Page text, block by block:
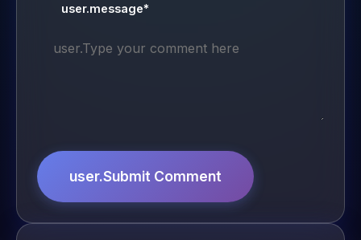
user.message*
user.Submit Comment